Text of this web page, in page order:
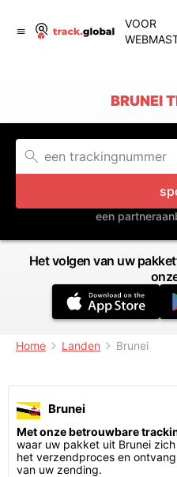
VOOR
BRUNEI
een
Het volgen van uw
Home Landen Brunei
Brunei
Met onze betrouwbare
waar uw pakket uit Brunei
het verzendproces en
van uw zending.